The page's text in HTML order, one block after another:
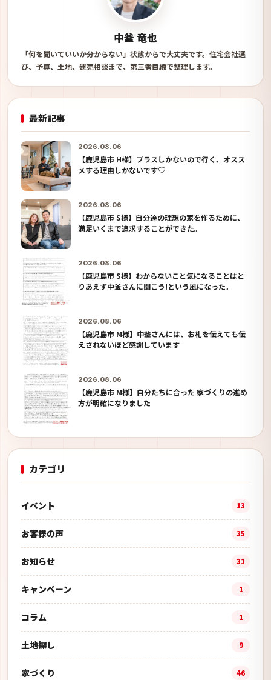
中釜 竜也
「何を聞いていいか分からない」状態からで大丈夫です。住宅会社選
び、予算、土地、建売相談まで、第三者目線で整理します。
最新記事
2026.08.06
【鹿児島市 H様】プラスしかないので行く、オスス
メする理由しかないです♡
2026.08.06
【鹿児島市 S様】自分達の理想の家を作るために、
満足いくまで追求することができた。
2026.08.06
【鹿児島市 S様】わからないこと気になることはと
りあえず中釜さんに聞こう!という風になった。
2026.08.06
【鹿児島市 M様】中釜さんには、お札を伝えても伝
えされないほど感謝しています
2026.08.06
【鹿児島市 M様】自分たちに合った 家づくりの進め
方が明確になりました
カテゴリ
イベント 13
お客様の声 35
お知らせ 31
キャンペーン 1
コラム 1
土地探し 9
家づくり 46